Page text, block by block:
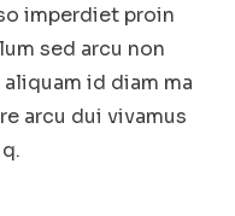
imperdiet proin
sed arcu non
id diam ma
arcu dui vivamus